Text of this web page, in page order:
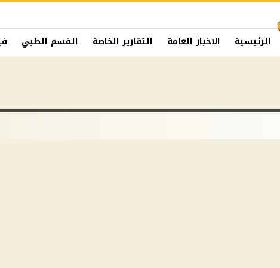
الرئيسية الاخبار العامة التقارير الخاصة القسم الطبي